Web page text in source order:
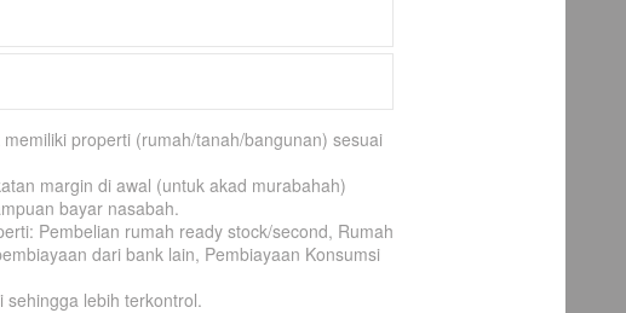
properti (rumah/tanah/bangunan) sesuai
margin di awal (untuk akad murabahah)
bayar nasabah.
Pembelian rumah ready stock/second, Rumah
dari bank lain, Pembiayaan Konsumsi
lebih terkontrol.